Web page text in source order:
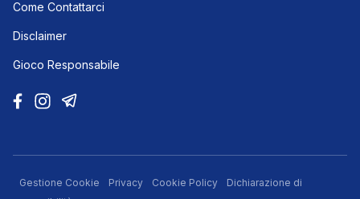
Come Contattarci
Disclaimer
Gioco Responsabile
Privacy Cookie Policy